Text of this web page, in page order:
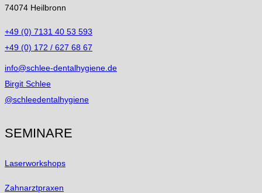
74074 Heilbronn
+49 (0) 7131 40 53 593
+49 (0) 172 / 627 68 67
info@schlee-dentalhygiene.de
Birgit Schlee
@schleedentalhygiene
SEMINARE
Laserworkshops
Zahnarztpraxen